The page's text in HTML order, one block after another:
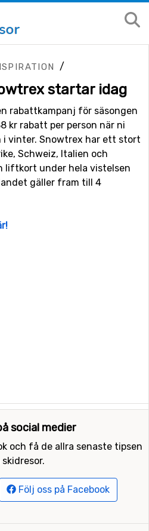
/
startar idag
rabattkampanj för säsongen
kr rabatt per person när ni
i vinter. Snowtrex har ett stort
Schweiz, Italien och
liftkort under hela vistelsen
gäller fram till 4
social medier
och få de allra senaste tipsen
skidresor.
Följ oss på Facebook